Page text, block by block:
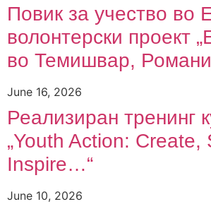
Повик за учество во
волонтерски проект
во Темишвар,
June 16, 2026
Реализиран тренинг
„Youth Action: Create,
Inspire…“
June 10, 2026